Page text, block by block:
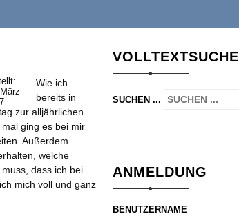
Wie ich
bereits in
zur alljährlichen
ging es bei mir
Außerdem
welche
dass ich bei
mich voll und ganz
VOLLTEXTSUCHE
SUCHEN ...
ANMELDUNG
BENUTZERNAME